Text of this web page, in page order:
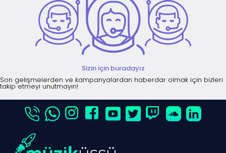
Sizin için buradayız
Son gelişmelerden ve kampanyalardan haberdar olmak için bizleri
takip etmeyi unutmayın!